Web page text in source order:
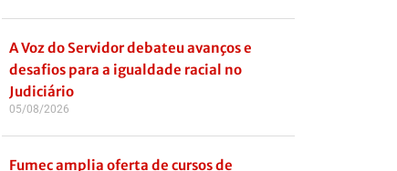
A Voz do Servidor debateu avanços e
desafios para a igualdade racial no
Judiciário
05/08/2026
Fumec amplia oferta de cursos de